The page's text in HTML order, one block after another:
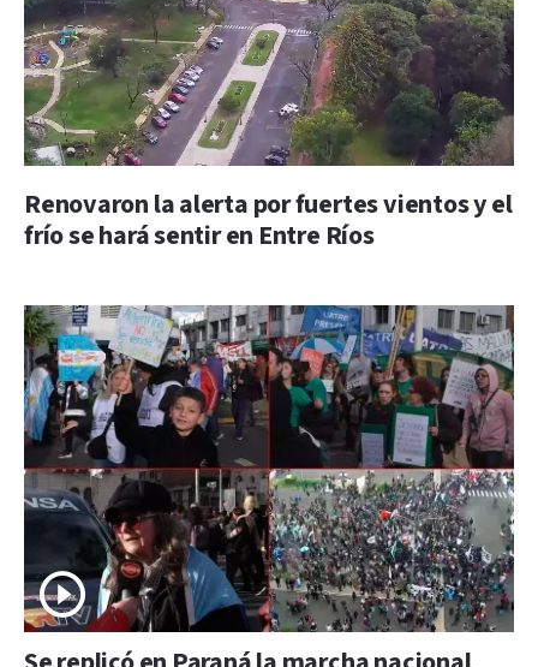
Renovaron la alerta por fuertes vientos y el
frío se hará sentir en Entre Ríos